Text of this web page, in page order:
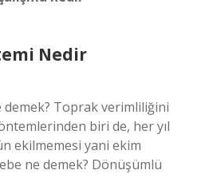
Nedir
Toprak verimliliğini
biri de, her yıl
ekilmemesi yani ekim
ne demek? Dönüşümlü